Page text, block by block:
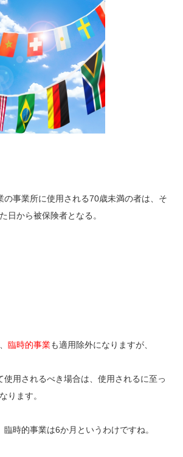
の事業所に使用される70歳未満の者は、そ
日から被保険者となる。
臨時的事業も適用除外になりますが、
使用されるべき場合は、 使用されるに至っ
ります。
時的事業は6か月というわけですね。